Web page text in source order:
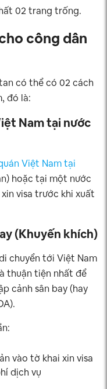
02 trang trống.
công dân
có thể có 02 cách
đó là:
Nam tại nước
Việt Nam tại
hoặc tại một nước
visa trước khi xuất
(Khuyến khích)
chuyển tới Việt Nam
thuận tiện nhất để
cảnh sân bay (hay
vào tờ khai xin visa
dịch vụ